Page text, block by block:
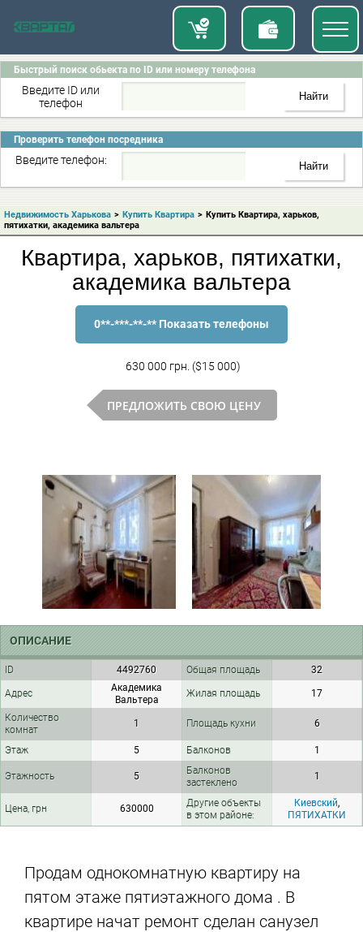
Быстрый поиск обьекта по ID или номеру телефона
Введите ID или
телефон
Проверить телефон посредника
Введите телефон:
Недвижимость Харькова > Купить Квартира > Купить Квартира, харьков,
пятихатки, академика вальтера
Квартира, харьков, пятихатки,
академика вальтера
0**-***-**-** Показать телефоны
630 000 грн. ($15 000)
ПРЕДЛОЖИТЬ СВОЮ ЦЕНУ
ОПИСАНИЕ
ID 4492760 Общая площадь 32
Адрес
Академика
Вальтера
Жилая площадь 17
Количество
комнат
1 Площадь кухни 6
Этаж 5 Балконов 1
Этажность 5
Балконов
застеклено
1
Цена, грн 630000
Другие объекты
в этом районе:
Киевский,
ПЯТИХАТКИ
Продам однокомнатную квартиру на
пятом этаже пятиэтажного дома . В
квартире начат ремонт сделан санузел